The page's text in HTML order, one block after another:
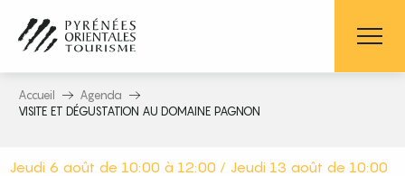
contenu
principal
Accueil
Agenda
VISITE ET DÉGUSTATION AU DOMAINE PAGNON
Jeudi 6 août de 10:00 à 12:00 / Jeudi 13 août de 10:00